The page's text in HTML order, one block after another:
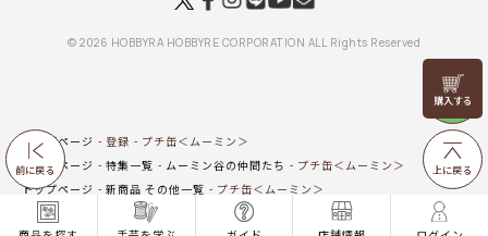
前に戻る
リリヤン
フェア
上に戻る
© 2026 HOBBYRA HOBBYRE CORPORATION ALL Rights Reserved
トップページ 登録
プチ缶＜ムーミン＞
トップページ
特集一覧 ムーミン谷の仲間たち
プチ缶＜ムーミン＞
トップページ
新商品 その他一覧
プチ缶＜ムーミン＞
トップページ
ソーイングボックス
プチ缶＜ムーミン＞